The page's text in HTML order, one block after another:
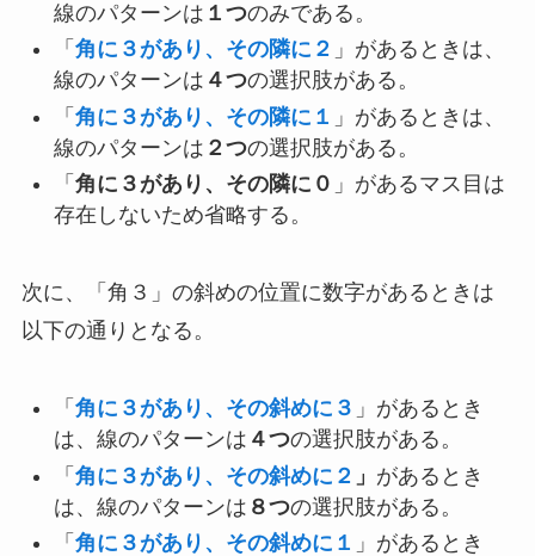
線のパターンは １つのみである。
「 角に３があり、その隣に２ 」があるときは、
線のパターンは ４つの選択肢がある。
「 角に３があり、その隣に１ 」があるときは、
線のパターンは ２つの選択肢がある。
「 角に３があり、その隣に０ 」があるマス目は
存在しないため省略する。
次に、「角３」の斜めの位置に数字があるときは
以下の通りとなる。
「 角に３があり、その斜めに３ 」があるとき
は、線のパターンは ４つの選択肢がある。
「 角に３があり、その斜めに２ 」 があるとき
は、線のパターンは ８つの選択肢がある。
「 角に３があり、その斜めに１ 」があるとき